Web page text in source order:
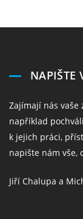
NAPIŠTE
Zajímají nás vaše
například
k jejich práci,
napište nám vše,
Jiří Chalupa a